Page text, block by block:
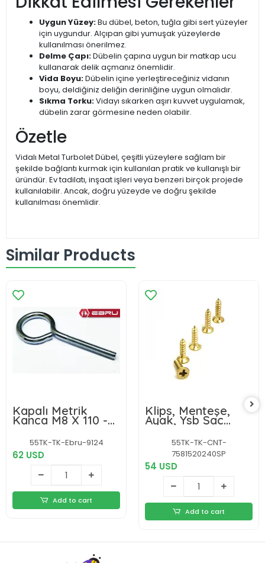
Uygun Yüzey:Bu dübel, beton, tuğla gibi sert yüzeyler
için uygundur. Alçıpan gibi yumuşak yüzeylerde
kullanılması önerilmez.
Delme Çapı:Dübelin çapına uygun bir matkap ucu
kullanarak delik açmanız önemlidir.
Vida Boyu:Dübelin içine yerleştireceğiniz vidanın
boyu, deldiğiniz deliğin derinliğine uygun olmalıdır.
Sıkma Torku:Vidayı sıkarken aşırı kuvvet uygulamak,
dübelin zarar görmesine neden olabilir.
Özetle
Vidalı Metal Turbolet Dübel, çeşitli yüzeylere sağlam bir
şekilde bağlantı kurmak için kullanılan pratik ve kullanışlı bir
üründür. Ev tadilatı, inşaat işleri veya benzeri birçok projede
kullanılabilir. Ancak, doğru yüzeyde ve doğru şekilde
kullanılması önemlidir.
Similar Products
Kapalı Metrik
Kanca M8 X 110 -
50 Adet
55TK-TK-Ebru-9124
62 USD
Add to cart
Klips, Menteşe,
Ayak, Ysb Sac
Vidası - 2,9x9,5mm
Sarı, 1000 Adet
55TK-TK-CNT-
7581520240SP
54 USD
Add to cart